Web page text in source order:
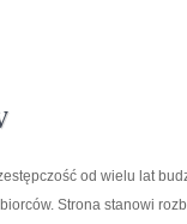
od wielu lat
Strona stanowi